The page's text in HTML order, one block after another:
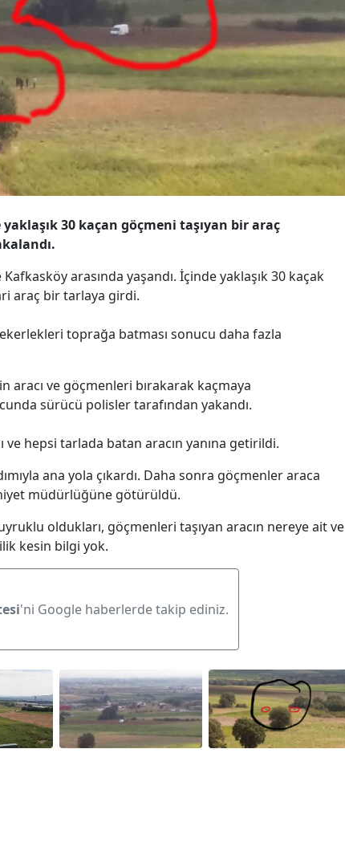
30 kaçan göçmeni taşıyan bir araç
arasında yaşandı. İçinde yaklaşık 30 kaçak
araç bir tarlaya girdi.
toprağa batması sonucu daha fazla
ve göçmenleri bırakarak kaçmaya
sürücü polisler tarafından yakandı.
hepsi tarlada batan aracın yanına getirildi.
ana yola çıkardı. Daha sonra göçmenler araca
müdürlüğüne götürüldü.
oldukları, göçmenleri taşıyan aracın nereye ait ve
kesin bilgi yok.
'ni Google haberlerde takip ediniz.